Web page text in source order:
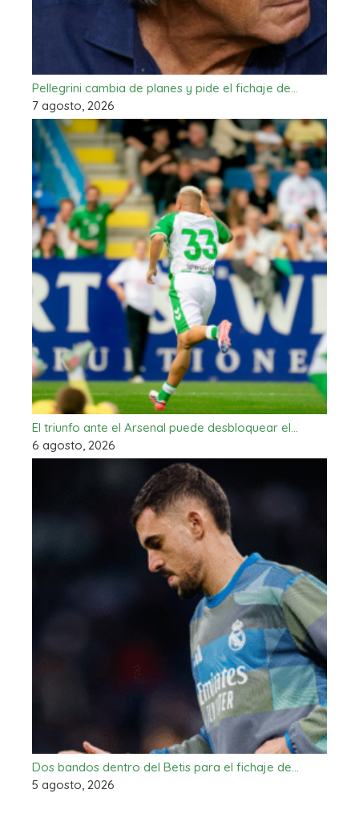
Pellegrini cambia de planes y pide el fichaje de…
7 agosto, 2026
El triunfo ante el Arsenal puede desbloquear el…
6 agosto, 2026
Dos bandos dentro del Betis para el fichaje de…
5 agosto, 2026